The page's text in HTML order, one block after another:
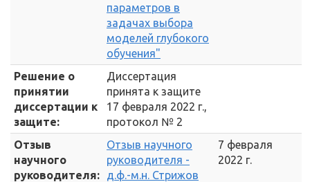
параметров в
задачах выбора
моделей глубокого
обучения"
Решение о
принятии
диссертации к
защите:
Диссертация
принята к защите
17 февраля 2022 г.,
протокол № 2
Отзыв
научного
руководителя:
Отзыв научного
руководителя -
д.ф.-м.н. Стрижов
7 февраля
2022 г.